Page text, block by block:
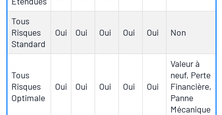
Tous
Risques
Standard
Oui Oui Oui Oui Oui Non
Tous
Risques
Optimale
Oui Oui Oui Oui Oui
Valeur à
neuf, Perte
Financière,
Panne
Mécanique